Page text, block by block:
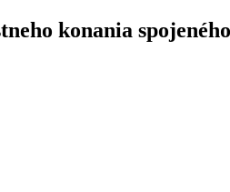
konania